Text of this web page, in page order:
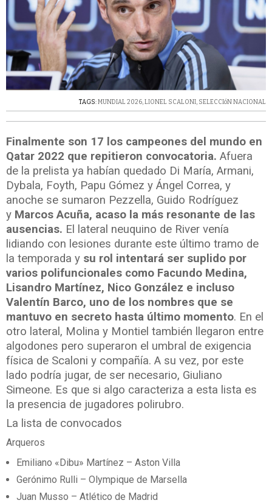
TAGS:MUNDIAL 2026,LIONEL SCALONI, SELECCIóN NACIONAL
Finalmente son 17 los campeones del mundo en
Qatar 2022 que repitieron convocatoria. Afuera
de la prelista ya habían quedado Di María, Armani,
Dybala, Foyth, Papu Gómez y Ángel Correa, y
anoche se sumaron Pezzella, Guido Rodríguez
y Marcos Acuña, acaso la más resonante de las
ausencias. El lateral neuquino de River venía
lidiando con lesiones durante este último tramo de
la temporada y su rol intentará ser suplido por
varios polifuncionales como Facundo Medina,
Lisandro Martínez, Nico González e incluso
Valentín Barco, uno de los nombres que se
mantuvo en secreto hasta último momento. En el
otro lateral, Molina y Montiel también llegaron entre
algodones pero superaron el umbral de exigencia
física de Scaloni y compañía. A su vez, por este
lado podría jugar, de ser necesario, Giuliano
Simeone. Es que si algo caracteriza a esta lista es
la presencia de jugadores polirubro.
La lista de convocados
Arqueros
Emiliano «Dibu» Martínez – Aston Villa
Gerónimo Rulli – Olympique de Marsella
Juan Musso – Atlético de Madrid